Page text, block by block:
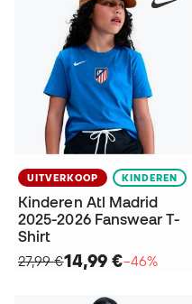
UITVERKOOP KINDEREN
Kinderen Atl Madrid
2025-2026 Fanswear T-
Shirt
27,99 €14,99 €−46%